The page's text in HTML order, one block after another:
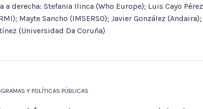
a derecha: Stefania Ilinca (Who Europe); Luis Cayo Pérez
Mayte Sancho (IMSERSO); Javier González (Andaira);
(Universidad Da Coruña)
Y POLÍTICAS PÚBLICAS